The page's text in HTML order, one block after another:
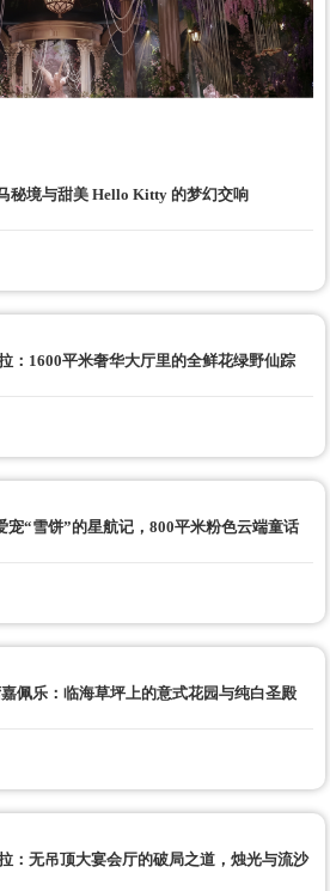
秘境与甜美 Hello Kitty 的梦幻交响
：1600平米奢华大厅里的全鲜花绿野仙踪
宠“雪饼”的星航记，800平米粉色云端童话
佩乐：临海草坪上的意式花园与纯白圣殿
：无吊顶大宴会厅的破局之道，烛光与流沙